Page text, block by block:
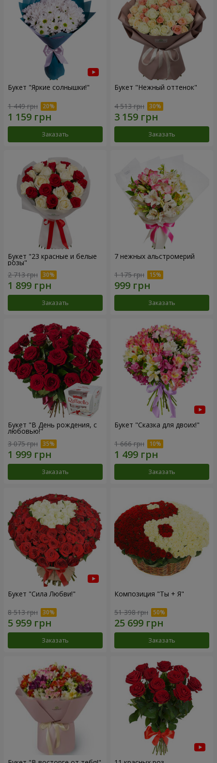
Букет "Яркие солнышки!"
1 449 грн
Заказать
Букет "Нежный оттенок"
4 513 грн
Заказать
Букет "23 красные и белые
розы"
2 713 грн
Заказать
7 нежных альстромерий
1 175 грн
Заказать
Букет "В День рождения, с
любовью!"
3 075 грн
Заказать
Букет "Сказка для двоих!"
1 666 грн
Заказать
Букет "Сила Любви!"
8 513 грн
Заказать
Композиция "Ты + Я"
51 398 грн
Заказать